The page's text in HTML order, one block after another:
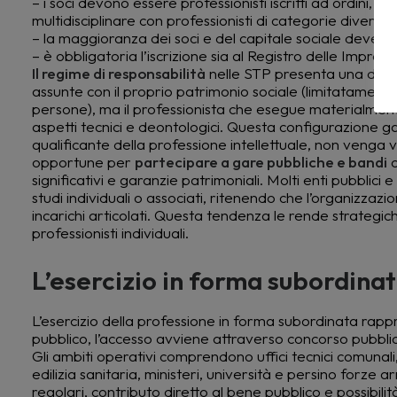
multidisciplinare con professionisti di categorie diverse)
– la maggioranza dei soci e del capitale sociale deve
– è obbligatoria l’iscrizione sia al Registro delle
Il regime di responsabilità nelle STP presenta una
assunte con il proprio patrimonio sociale
persone), ma il professionista che esegue
aspetti tecnici e deontologici. Questa configurazione
qualificante della professione intellettuale, non
opportune per partecipare a gare pubbliche e bandi
significativi e garanzie patrimoniali. Molti enti pubblici
studi individuali o associati, ritenendo che
incarichi articolati. Questa tendenza le rende
professionisti individuali.
L’esercizio in forma
L’esercizio della professione in forma subordinata
pubblico, l’accesso avviene attraverso concorso
Gli ambiti operativi comprendono uffici tecnici
edilizia sanitaria, ministeri, università e persino forze
regolari, contributo diretto al bene pubblico e